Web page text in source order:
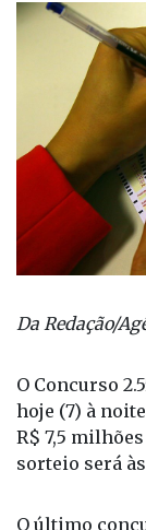
Da Redação/
O Concurso
hoje (7) à
R$ 7,5
sorteio será
O último